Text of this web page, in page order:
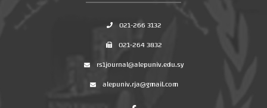
021-266 3132
021-264 3832
rs1journal@alepuniv.edu.sy
alepuniv.rja@gmail.com